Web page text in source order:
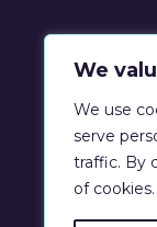
We
We use
serve
traffic. By
of cookies.